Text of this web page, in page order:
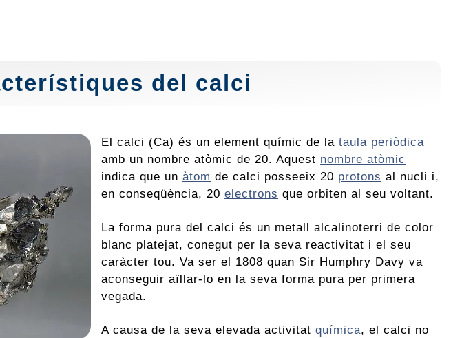
del calci
El calci (Ca) és un element químic de la taula periòdica
amb un nombre atòmic de 20. Aquest nombre atòmic
indica que un àtom de calci posseeix 20 protons al nucli i,
en conseqüència, 20 electrons que orbiten al seu voltant.
La forma pura del calci és un metall alcalinoterri de color
blanc platejat, conegut per la seva reactivitat i el seu
caràcter tou. Va ser el 1808 quan Sir Humphry Davy va
aconseguir aïllar-lo en la seva forma pura per primera
vegada.
A causa de la seva elevada activitat química, el calci no